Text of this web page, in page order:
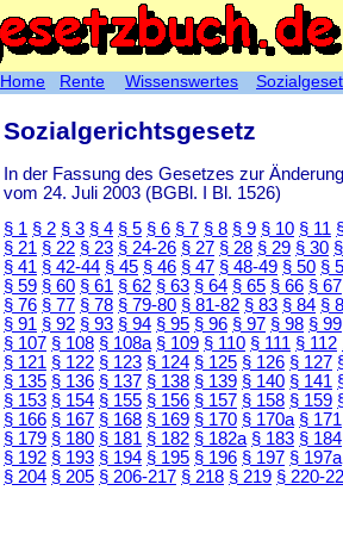
Sozialgerichtsgesetz
In der Fassung des Gesetzes zur
vom 24. Juli 2003 (BGBl. I Bl. 1526)
§ 1 § 2 § 3 § 4 § 5 § 6 § 7 § 8 § 9 § 10 § 11
§ 21 § 22 § 23 § 24-26 § 27 § 28 § 29 § 30
§ 41 § 42-44 § 45 § 46 § 47 § 48-49 § 50 §
§ 59 § 60 § 61 § 62 § 63 § 64 § 65 § 66 § 67
§ 76 § 77 § 78 § 79-80 § 81-82 § 83 § 84 §
§ 91 § 92 § 93 § 94 § 95 § 96 § 97 § 98 § 99
§ 107 § 108 § 108a § 109 § 110 § 111 § 112
§ 121 § 122 § 123 § 124 § 125 § 126 § 127
§ 135 § 136 § 137 § 138 § 139 § 140 § 141
§ 153 § 154 § 155 § 156 § 157 § 158 § 159
§ 166 § 167 § 168 § 169 § 170 § 170a § 171
§ 179 § 180 § 181 § 182 § 182a § 183 § 184
§ 192 § 193 § 194 § 195 § 196 § 197 § 197a
§ 204 § 205 § 206-217 § 218 § 219 § 220-
Home Rente Wissenswertes